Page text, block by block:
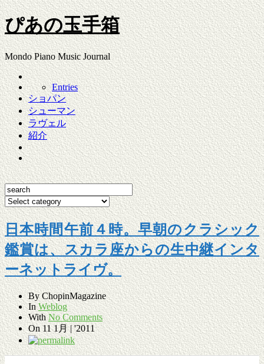
ぴあの玉手箱
Mondo Piano Music Journal
Entries
ショパン
シューマン
ラヴェル
紹介
日本時間午前４時。早朝のクラシック
鑑賞は、スカラ座からの生中継インタ
ーネットライヴ。
ByChopinMagazine
In Weblog
With No Comments
On11 1月 | '2011